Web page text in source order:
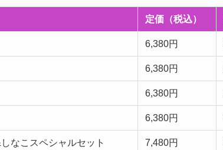
定価（税込）
6,380円
6,380円
6,380円
6,380円
なこスペシャルセット 7,480円